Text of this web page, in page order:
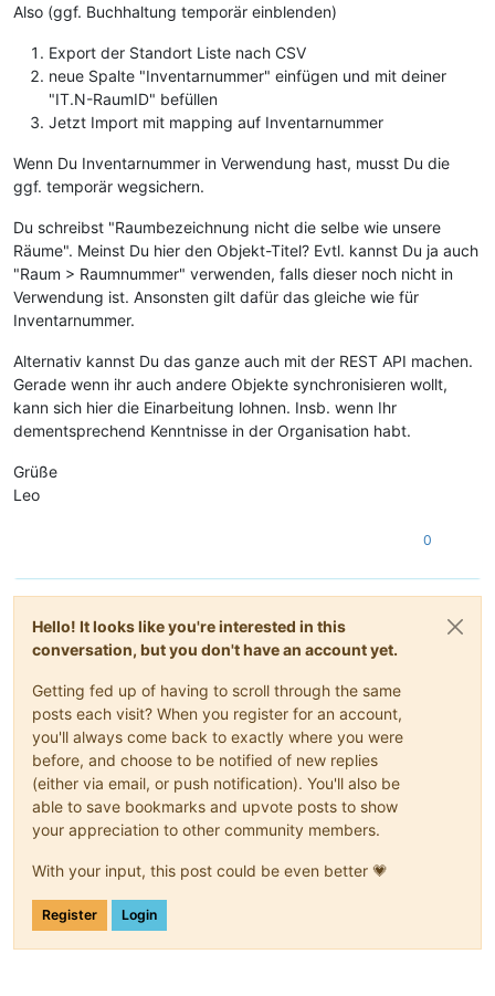
Also (ggf. Buchhaltung temporär einblenden)
Export der Standort Liste nach CSV
neue Spalte "Inventarnummer" einfügen und mit deiner
"IT.N-RaumID" befüllen
Jetzt Import mit mapping auf Inventarnummer
Wenn Du Inventarnummer in Verwendung hast, musst Du die
ggf. temporär wegsichern.
Du schreibst "Raumbezeichnung nicht die selbe wie unsere
Räume". Meinst Du hier den Objekt-Titel? Evtl. kannst Du ja auch
"Raum > Raumnummer" verwenden, falls dieser noch nicht in
Verwendung ist. Ansonsten gilt dafür das gleiche wie für
Inventarnummer.
Alternativ kannst Du das ganze auch mit der REST API machen.
Gerade wenn ihr auch andere Objekte synchronisieren wollt,
kann sich hier die Einarbeitung lohnen. Insb. wenn Ihr
dementsprechend Kenntnisse in der Organisation habt.
Grüße
Leo
0
Hello! It looks like you're interested in this
conversation, but you don't have an account yet.
Getting fed up of having to scroll through the same
posts each visit? When you register for an account,
you'll always come back to exactly where you were
before, and choose to be notified of new replies
(either via email, or push notification). You'll also be
able to save bookmarks and upvote posts to show
your appreciation to other community members.
With your input, this post could be even better 💗
Register Login